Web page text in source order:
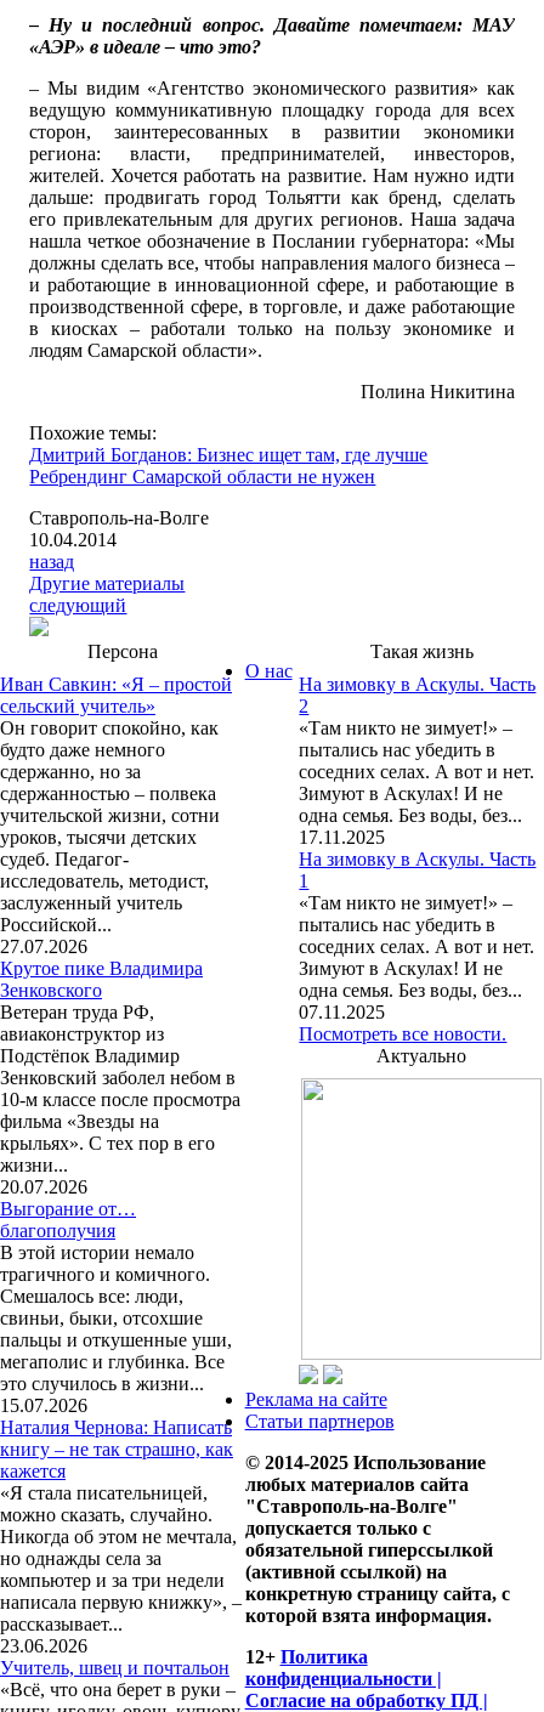
– Ну и последний вопрос. Давайте помечтаем: МАУ
«АЭР» в идеале – что это?
– Мы видим «Агентство экономического развития» как
ведущую коммуникативную площадку города для всех
сторон, заинтересованных в развитии экономики
региона: власти, предпринимателей, инвесторов,
жителей. Хочется работать на развитие. Нам нужно идти
дальше: продвигать город Тольятти как бренд, сделать
его привлекательным для других регионов. Наша задача
нашла четкое обозначение в Послании губернатора: «Мы
должны сделать все, чтобы направления малого бизнеса –
и работающие в инновационной сфере, и работающие в
производственной сфере, в торговле, и даже работающие
в киосках – работали только на пользу экономике и
людям Самарской области».
Полина Никитина
Похожие темы:
Дмитрий Богданов: Бизнес ищет там, где лучше
Ребрендинг Самарской области не нужен
Ставрополь-на-Волге
10.04.2014
назад
Другие материалы
следующий
Персона
Иван Савкин: «Я – простой
сельский учитель»
Он говорит спокойно, как
будто даже немного
сдержанно, но за
сдержанностью – полвека
учительской жизни, сотни
уроков, тысячи детских
судеб. Педагог-
исследователь, методист,
заслуженный учитель
Российской...
27.07.2026
Крутое пике Владимира
Зенковского
Ветеран труда РФ,
авиаконструктор из
Подстёпок Владимир
Зенковский заболел небом в
10-м классе после просмотра
фильма «Звезды на
крыльях». С тех пор в его
жизни...
20.07.2026
Выгорание от…
благополучия
В этой истории немало
трагичного и комичного.
Смешалось все: люди,
свиньи, быки, отсохшие
пальцы и откушенные уши,
мегаполис и глубинка. Все
это случилось в жизни...
15.07.2026
Наталия Чернова: Написать
книгу – не так страшно, как
кажется
«Я стала писательницей,
можно сказать, случайно.
Никогда об этом не мечтала,
но однажды села за
компьютер и за три недели
написала первую книжку», –
рассказывает...
23.06.2026
Учитель, швец и почтальон
«Всё, что она берет в руки –
Такая жизнь
На зимовку в Аскулы. Часть
2
«Там никто не зимует!» –
пытались нас убедить в
соседних селах. А вот и нет.
Зимуют в Аскулах! И не
одна семья. Без воды, без...
17.11.2025
На зимовку в Аскулы. Часть
1
«Там никто не зимует!» –
пытались нас убедить в
соседних селах. А вот и нет.
Зимуют в Аскулах! И не
одна семья. Без воды, без...
07.11.2025
Посмотреть все новости.
Актуально
О нас
Реклама на сайте
Статьи партнеров
© 2014-2025 Использование
любых материалов сайта
"Ставрополь-на-Волге"
допускается только с
обязательной гиперссылкой
(активной ссылкой) на
конкретную страницу сайта, с
которой взята информация.
12+ Политика
конфиденциальности |
Согласие на обработку ПД |